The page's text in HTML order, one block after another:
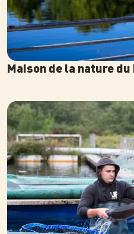
Maison de la nature